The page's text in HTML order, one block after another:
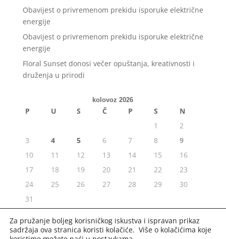
Obavijest o privremenom prekidu isporuke električne
energije
Obavijest o privremenom prekidu isporuke električne
energije
Floral Sunset donosi večer opuštanja, kreativnosti i
druženja u prirodi
kolovoz 2026
P U S Č P S
N
1
2
3
4 5 6 7 8
9
10
11 12 13 14 15
16
17
18 19 20 21 22
23
24
25 26 27 28 29
30
31
« srp
Za pružanje boljeg korisničkog iskustva i ispravan prikaz
sadržaja ova stranica koristi kolačiće. Više o kolačićima koje